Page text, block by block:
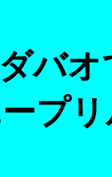
ダバオ
プ